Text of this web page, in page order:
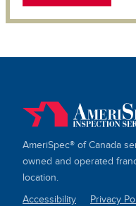
AmeriSpec® of Canada
owned and operated
location.
Accessibility Privacy